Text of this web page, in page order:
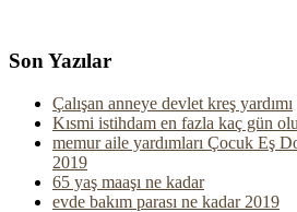
Son Yazılar
Çalışan anneye devlet kreş yardımı
Kısmi istihdam en fazla kaç gün
memur aile yardımları Çocuk Eş
2019
65 yaş maaşı ne kadar
evde bakım parası ne kadar 2019